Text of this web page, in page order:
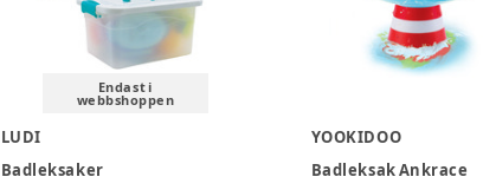
Endast i
webbshoppen
LUDI
Badleksaker
YOOKIDOO
Badleksak Ankrace